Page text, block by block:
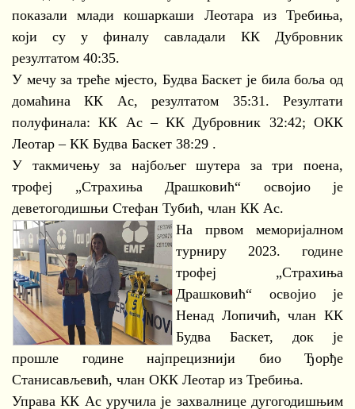
показали млади кошаркаши Леотара из Требиња,
који су у финалу савладали КК Дубровник
резултатом 40:35.
У мечу за треће мјесто, Будва Баскет је била боља од
домаћина КК Ас, резултатом 35:31. Резултати
полуфинала: КК Ас – КК Дубровник 32:42; ОКК
Леотар – КК Будва Баскет 38:29 .
У такмичењу за најбољег шутера за три поена,
трофеј „Страхиња Драшковић“ освојио је
деветогодишњи Стефан Тубић, члан КК Ас.
На првом меморијалном
турниру 2023. године
трофеј „Страхиња
Драшковић“ освојио је
Ненад Лопичић, члан КК
Будва Баскет, док је
прошле године најпрецизнији био Ђорђе
Станисављевић, члан ОКК Леотар из Требиња.
Управа КК Ас уручила је захвалнице дугогодишњим